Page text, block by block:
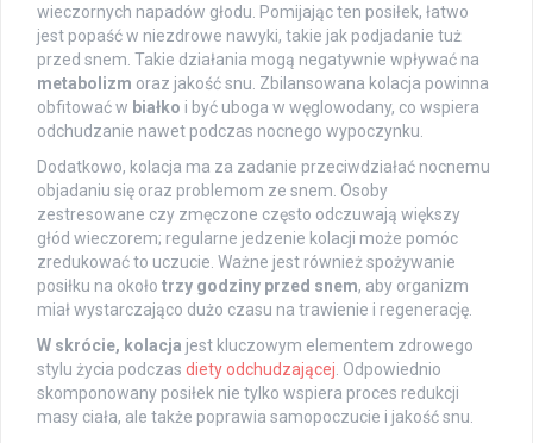
wieczornych napadów głodu. Pomijając ten posiłek, łatwo
jest popaść w niezdrowe nawyki, takie jak podjadanie tuż
przed snem. Takie działania mogą negatywnie wpływać na
metabolizm oraz jakość snu. Zbilansowana kolacja powinna
obfitować w białko i być uboga w węglowodany, co wspiera
odchudzanie nawet podczas nocnego wypoczynku.
Dodatkowo, kolacja ma za zadanie przeciwdziałać nocnemu
objadaniu się oraz problemom ze snem. Osoby
zestresowane czy zmęczone często odczuwają większy
głód wieczorem; regularne jedzenie kolacji może pomóc
zredukować to uczucie. Ważne jest również spożywanie
posiłku na około trzy godziny przed snem, aby organizm
miał wystarczająco dużo czasu na trawienie i regenerację.
W skrócie, kolacja jest kluczowym elementem zdrowego
stylu życia podczas diety odchudzającej . Odpowiednio
skomponowany posiłek nie tylko wspiera proces redukcji
masy ciała, ale także poprawia samopoczucie i jakość snu.